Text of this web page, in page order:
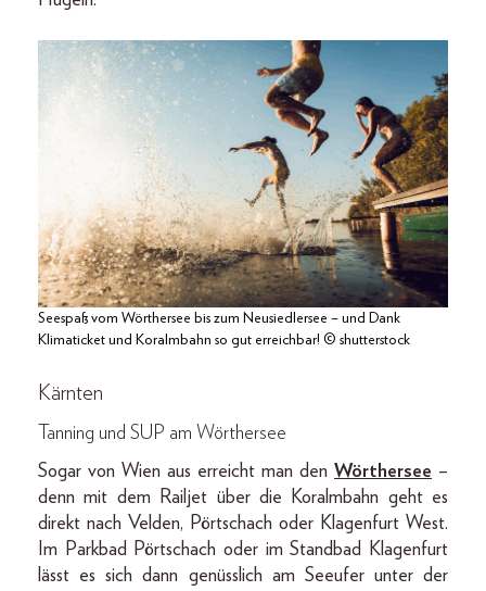
Seespaß vom Wörthersee bis zum Neusiedlersee – und Dank
Klimaticket und Koralmbahn so gut erreichbar! © shutterstock
Kärnten
Tanning und SUP am Wörthersee
Sogar von Wien aus erreicht man den Wörthersee –
denn mit dem Railjet über die Koralmbahn geht es
direkt nach Velden, Pörtschach oder Klagenfurt West.
Im Parkbad Pörtschach oder im Standbad Klagenfurt
lässt es sich dann genüsslich am Seeufer unter der